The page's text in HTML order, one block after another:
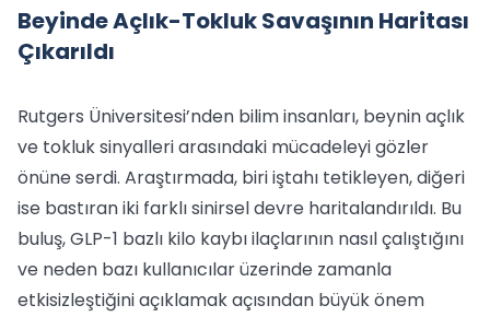
Beyinde Açlık-Tokluk Savaşının Haritası
Çıkarıldı
Rutgers Üniversitesi’nden bilim insanları, beynin açlık
ve tokluk sinyalleri arasındaki mücadeleyi gözler
önüne serdi. Araştırmada, biri iştahı tetikleyen, diğeri
ise bastıran iki farklı sinirsel devre haritalandırıldı. Bu
buluş, GLP-1 bazlı kilo kaybı ilaçlarının nasıl çalıştığını
ve neden bazı kullanıcılar üzerinde zamanla
etkisizleştiğini açıklamak açısından büyük önem